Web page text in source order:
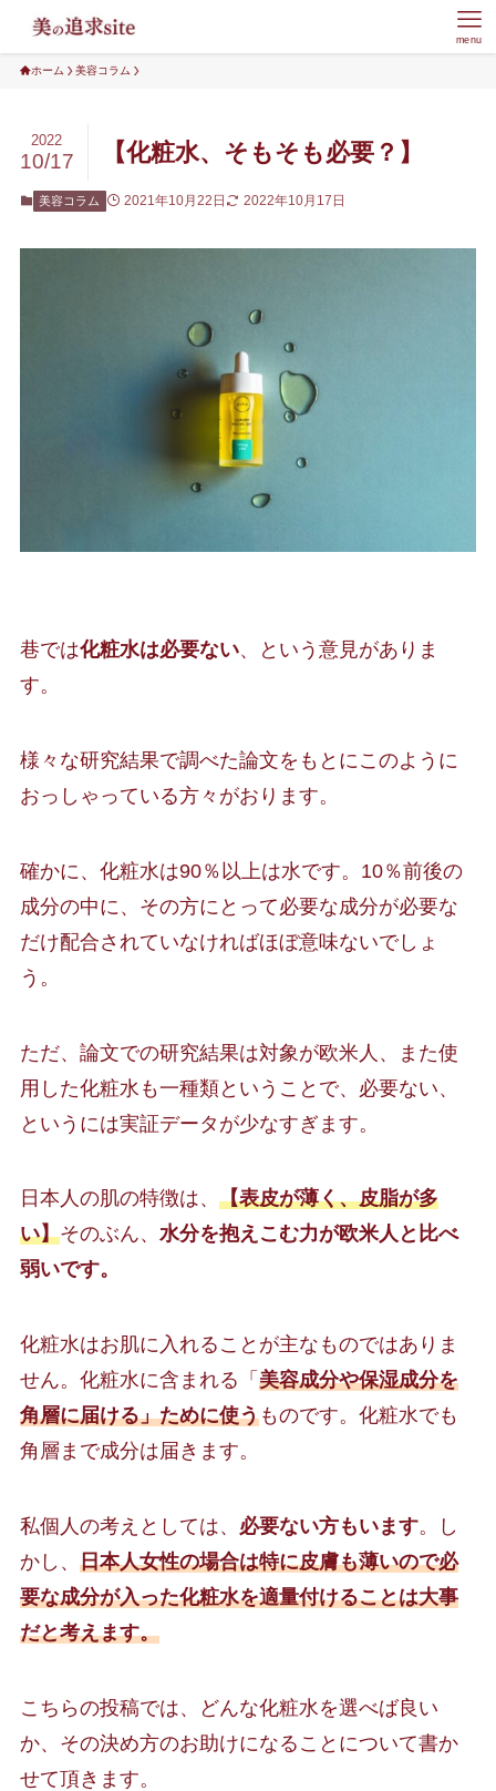
menu
ホーム 美容コラム
【化粧水、そもそも必要？】
2022
10/17
美容コラム 2021年10月22日 2022年10月17日
巷では化粧水は必要ない、という意見がありま
す。
様々な研究結果で調べた論文をもとにこのように
おっしゃっている方々がおります。
確かに、化粧水は90％以上は水です。10％前後の
成分の中に、その方にとって必要な成分が必要な
だけ配合されていなければほぼ意味ないでしょ
う。
ただ、論文での研究結果は対象が欧米人、また使
用した化粧水も一種類ということで、必要ない、
というには実証データが少なすぎます。
日本人の肌の特徴は、 【表皮が薄く、皮脂が多
い】そのぶん、 水分を抱えこむ力が欧米人と比べ
弱いです。
化粧水はお肌に入れることが主なものではありま
せん。化粧水に含まれる「 美容成分や保湿成分を
角層に届ける」ために使うものです。化粧水でも
角層まで成分は届きます。
私個人の考えとしては、 必要ない方もいます。し
かし、 日本人女性の場合は特に皮膚も薄いので必
要な成分が入った化粧水を適量付けることは大事
だと考えます。
こちらの投稿では、どんな化粧水を選べば良い
か、その決め方のお助けになることについて書か
せて頂きます。